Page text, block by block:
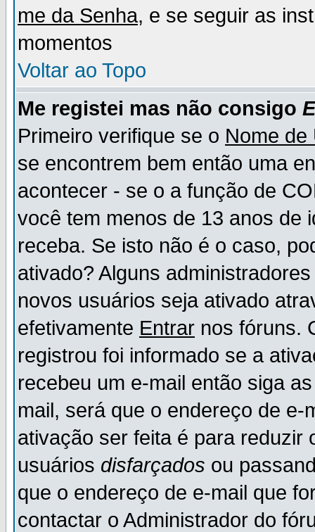
me da Senha, e se seguir as
momentos
Voltar ao Topo
Me registei mas não consigo
Primeiro verifique se o Nome de
se encontrem bem então uma
acontecer - se o a função de
você tem menos de 13 anos de
receba. Se isto não é o caso,
ativado? Alguns
novos usuários seja ativado
efetivamente Entrar nos fóruns.
registrou foi informado se a
recebeu um e-mail então siga
mail, será que o endereço de
ativação ser feita é para reduzir
usuários disfarçados ou
que o endereço de e-mail que
contactar o Administrador do